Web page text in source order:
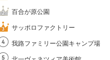
百合が原公園
サッポロファクトリー
我路ファミリー公園キャンプ場